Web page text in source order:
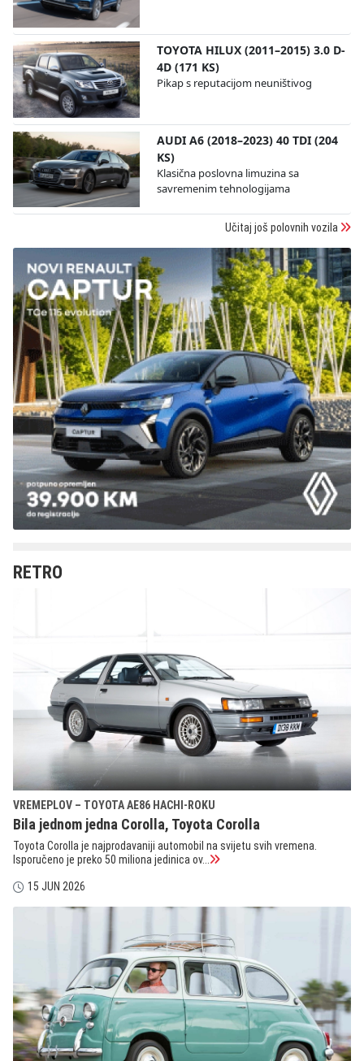
TOYOTA HILUX (2011–2015) 3.0 D-
4D (171 KS)
Pikap s reputacijom neuništivog
AUDI A6 (2018–2023) 40 TDI (204
KS)
Klasična poslovna limuzina sa
savremenim tehnologijama
Učitaj još polovnih vozila
RETRO
VREMEPLOV – TOYOTA AE86 HACHI-ROKU
Bila jednom jedna Corolla, Toyota Corolla
Toyota Corolla je najprodavaniji automobil na svijetu svih vremena.
Isporučeno je preko 50 miliona jedinica ov...
15 JUN 2026